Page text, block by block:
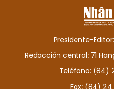
Presidente-Editor:
Redacción central: 71
Teléfono: (84)
Fax: (84) 24